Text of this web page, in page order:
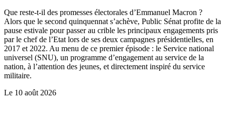
Que reste-t-il des promesses électorales d’Emmanuel Macron ?
Alors que le second quinquennat s’achève, Public Sénat profite de la
pause estivale pour passer au crible les principaux engagements pris
par le chef de l’Etat lors de ses deux campagnes présidentielles, en
2017 et 2022. Au menu de ce premier épisode : le Service national
universel (SNU), un programme d’engagement au service de la
nation, à l’attention des jeunes, et directement inspiré du service
militaire.
Le 10 août 2026